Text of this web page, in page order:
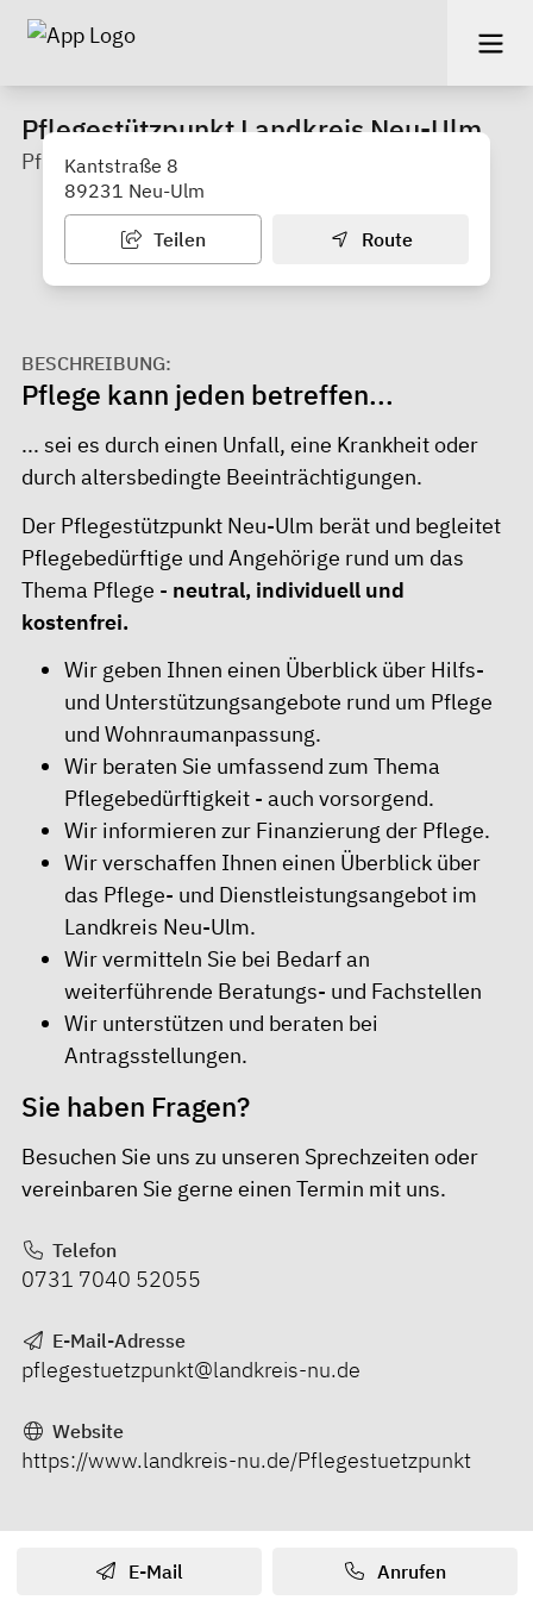
Pflegestützpunkt Landkreis Neu-Ulm
Pflegeberatung und Koordination
Kantstraße 8
89231 Neu-Ulm
Teilen Route
BESCHREIBUNG:
Pflege kann jeden betreffen...
... sei es durch einen Unfall, eine Krankheit oder
durch altersbedingte Beeinträchtigungen.
Der Pflegestützpunkt Neu-Ulm berät und begleitet
Pflegebedürftige und Angehörige rund um das
Thema Pflege - neutral, individuell und
kostenfrei.
Wir geben Ihnen einen Überblick über Hilfs-
und Unterstützungsangebote rund um Pflege
und Wohnraumanpassung.
Wir beraten Sie umfassend zum Thema
Pflegebedürftigkeit - auch vorsorgend.
Wir informieren zur Finanzierung der Pflege.
Wir verschaffen Ihnen einen Überblick über
das Pflege- und Dienstleistungsangebot im
Landkreis Neu-Ulm.
Wir vermitteln Sie bei Bedarf an
weiterführende Beratungs- und Fachstellen
Wir unterstützen und beraten bei
Antragsstellungen.
Sie haben Fragen?
Besuchen Sie uns zu unseren Sprechzeiten oder
vereinbaren Sie gerne einen Termin mit uns.
Telefon
0731 7040 52055
E-Mail-Adresse
pflegestuetzpunkt@landkreis-nu.de
Website
https://www.landkreis-nu.de/Pflegestuetzpunkt
E-Mail Anrufen